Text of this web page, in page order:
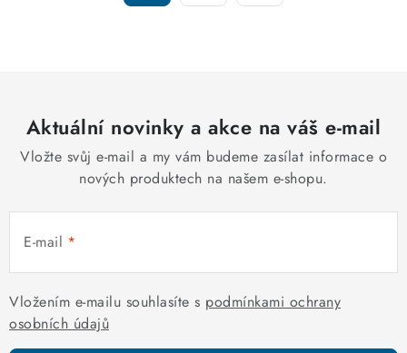
v
k
p
i
s
u
á
n
Aktuální novinky a akce na váš e-mail
Vložte svůj e-mail a my vám budeme zasílat informace o
nových produktech na našem e-shopu.
E-mail
Vložením e-mailu souhlasíte s podmínkami ochrany
osobních údajů